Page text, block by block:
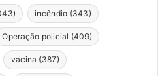
incêndio (343)
Operação policial (409)
vacina (387)